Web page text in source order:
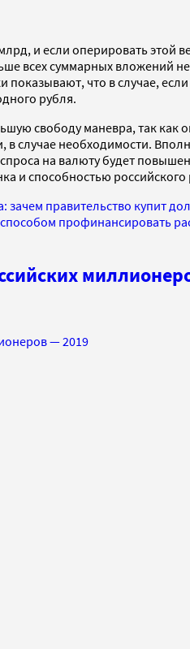
и если оперировать
всех суммарных вложений
что в случае,
рубля.
свободу маневра, так
случае необходимости.
на валюту будет
и способностью
зачем правительство купит
профинансировать
— 2019